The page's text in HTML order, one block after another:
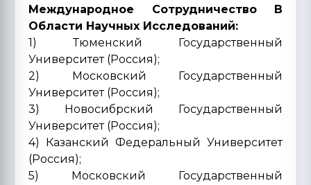
Международное Сотрудничество В
Области Научных Исследований:
1) Тюменский Государственный
Университет (Россия);
2) Московский Государственный
Университет (Россия);
3) Новосибрский Государственный
Университет (Россия);
4) Казанский Федеральный Университет
(Россия);
5) Московский Государственный